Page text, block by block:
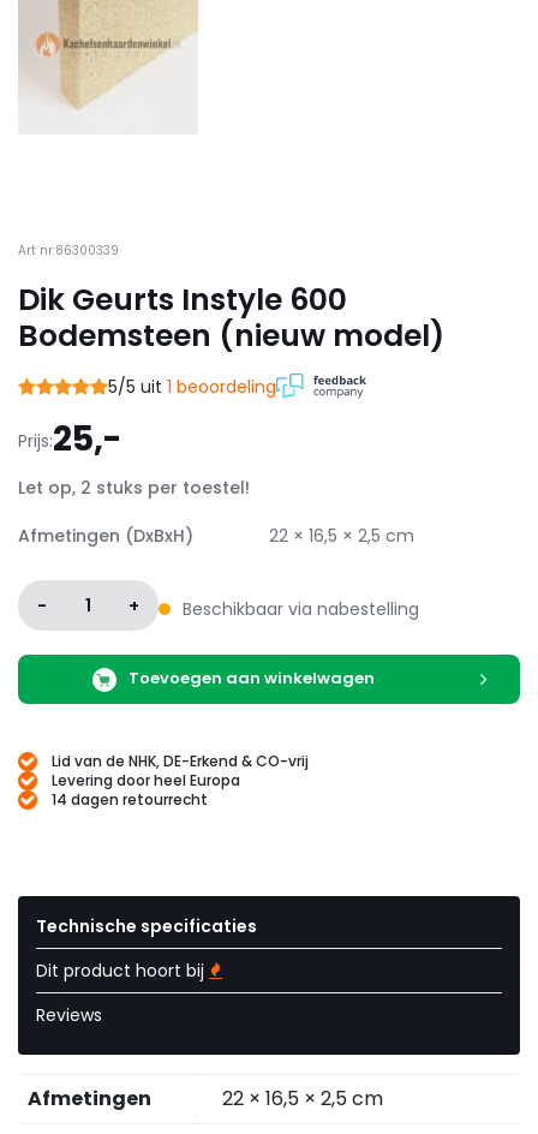
Art nr:86300339
Dik Geurts Instyle 600
Bodemsteen (nieuw model)
5/5 uit 1 beoordeling
Prijs:25,-
Let op, 2 stuks per toestel!
Afmetingen (DxBxH)
22 × 16,5 × 2,5 cm
- 1 + Beschikbaar via nabestelling
Toevoegen aan winkelwagen
Lid van de NHK, DE-Erkend & CO-vrij
Levering door heel Europa
14 dagen retourrecht
Technische specificaties
Dit product hoort bij
Reviews
Afmetingen 22 × 16,5 × 2,5 cm